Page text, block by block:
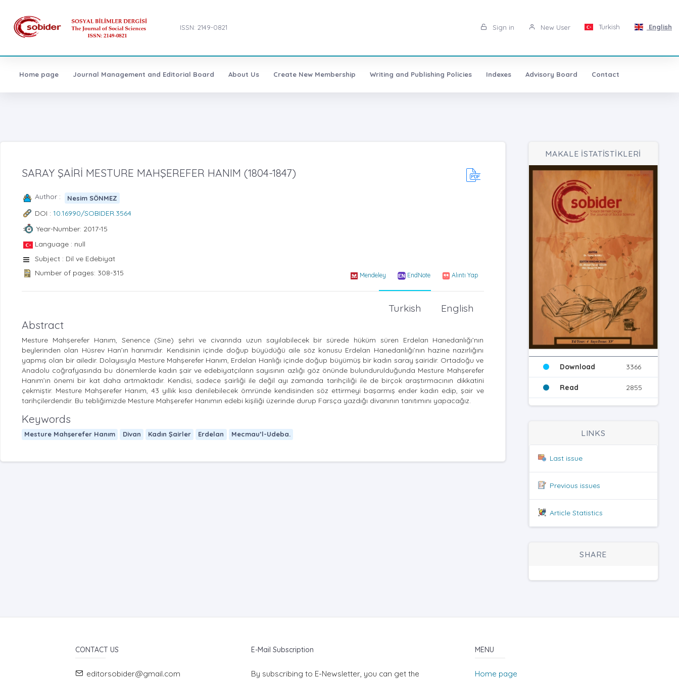
ISSN: 2149-0821 Sign in New User Turkish English
Home page Journal Management and Editorial Board About Us Create New Membership Writing and Publishing Policies Indexes Advisory Board Contact
SARAY ŞAİRİ MESTURE MAHŞEREFER HANIM (1804-1847)
Author : Nesim SÖNMEZ
DOI : 10.16990/SOBIDER.3564
Year-Number: 2017-15
Language : null
Subject : Dil ve Edebiyat
Number of pages: 308-315
Mendeley EndNote Alıntı Yap
English
Turkish
Abstract
Mesture Mahşerefer Hanım, Senence (Sine) şehri ve civarında uzun sayılabilecek bir sürede hüküm süren Erdelan Hanedanlığı’nın
beylerinden olan Hüsrev Han’ın hanımıdır. Kendisinin içinde doğup büyüdüğü aile söz konusu Erdelan Hanedanlığı’nın hazine nazırlığını
yapmış olan bir ailedir. Dolayısıyla Mesture Mahşerefer Hanım, Erdelan Hanlığı içinde doğup büyümüş bir kadın saray şairidir. Ortadoğu ve
Anadolu coğrafyasında bu dönemlerde kadın şair ve edebiyatçıların sayısının azlığı göz önünde bulundurulduğunda Mesture Mahşerefer
Hanım’ın önemi bir kat daha artmaktadır. Kendisi, sadece şairliği ile değil ayı zamanda tarihçiliği ile de birçok araştırmacının dikkatini
çekmiştir. Mesture Mahşerefer Hanım, 43 yıllık kısa denilebilecek ömründe kendisinden söz ettirmeyi başarmış ender kadın edip, şair ve
tarihçilerdendir. Bu tebliğimizde Mesture Mahşerefer Hanımın edebi kişiliği üzerinde durup Farsça yazdığı divanının tanıtımını yapacağız.
Keywords
Mesture Mahşerefer Hanım Divan Kadın Şairler Erdelan Mecmau’l-Udeba.
MAKALE İSTATİSTİKLERİ
Download 3366
Read 2855
LINKS
Last issue
Previous issues
Article Statistics
SHARE
CONTACT US
editorsobider@gmail.com
E-Mail Subscription
By subscribing to E-Newsletter, you can get the
MENU
Home page